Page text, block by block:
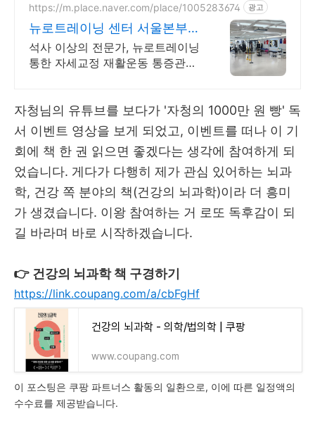
https://m.place.naver.com/place/1005283674 광고
뉴로트레이닝 센터 서울본부
통증 자세교정 재활 다이어트
석사 이상의 전문가, 뉴로트레이닝
통한 자세교정 재활운동 통증관리
자청님의 유튜브를 보다가 '자청의 1000만 원 빵' 독
서 이벤트 영상을 보게 되었고, 이벤트를 떠나 이 기
회에 책 한 권 읽으면 좋겠다는 생각에 참여하게 되
었습니다. 게다가 다행히 제가 관심 있어하는 뇌과
학, 건강 쪽 분야의 책(건강의 뇌과학)이라 더 흥미
가 생겼습니다. 이왕 참여하는 거 로또 독후감이 되
길 바라며 바로 시작하겠습니다.
👉 건강의 뇌과학 책 구경하기
https://link.coupang.com/a/cbFgHf
건강의 뇌과학 - 의학/법의학 | 쿠팡
www.coupang.com
이 포스팅은 쿠팡 파트너스 활동의 일환으로, 이에 따른 일정액의
수수료를 제공받습니다.